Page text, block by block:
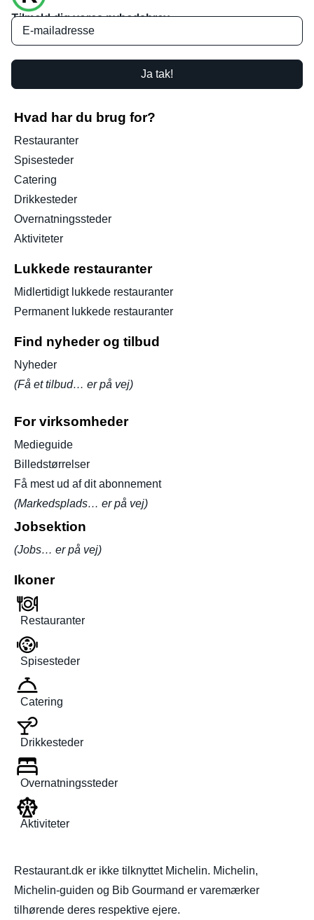
Tilmeld dig vores nyhedsbrev
Ja tak!
Hvad har du brug for?
Restauranter
Spisesteder
Catering
Drikkesteder
Overnatningssteder
Aktiviteter
Lukkede restauranter
Midlertidigt lukkede restauranter
Permanent lukkede restauranter
Find nyheder og tilbud
Nyheder
(Få et tilbud… er på vej)
For virksomheder
Medieguide
Billedstørrelser
Få mest ud af dit abonnement
(Markedsplads… er på vej)
Jobsektion
(Jobs… er på vej)
Ikoner
Restauranter
Spisesteder
Catering
Drikkesteder
Overnatningssteder
Aktiviteter
Restaurant.dk er ikke tilknyttet Michelin. Michelin,
Michelin-guiden og Bib Gourmand er varemærker
tilhørende deres respektive ejere.